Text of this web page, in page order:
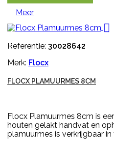
Meer

Referentie: 30028642
Merk: Flocx
FLOCX PLAMUURMES 8CM
Flocx Plamuurmes 8cm is
houten gelakt handvat en
plamuurmes is verkrijgbaar